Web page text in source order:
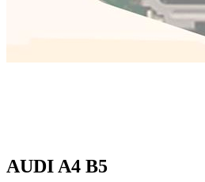
AUDI A4 B5